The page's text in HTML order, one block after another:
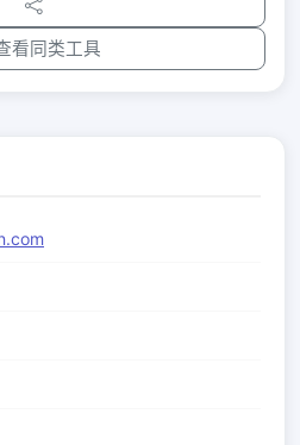
看同类工具